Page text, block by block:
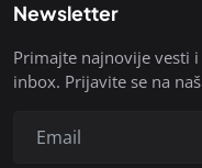
Newsletter
Primajte najnovije vesti
inbox. Prijavite se na